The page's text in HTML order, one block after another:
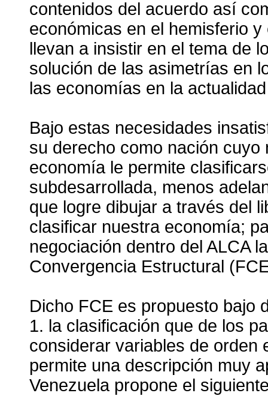
contenidos del acuerdo así
económicas en el hemisferio
llevan a insistir en el tema de
solución de las asimetrías en
las economías en la
Bajo estas necesidades
su derecho como nación
economía le permite
subdesarrollada, menos
que logre dibujar a través del
clasificar nuestra economía;
negociación dentro del ALCA
Convergencia Estructural
Dicho FCE es propuesto bajo
1. la clasificación que de los
considerar variables de orden
permite una descripción muy
Venezuela propone el